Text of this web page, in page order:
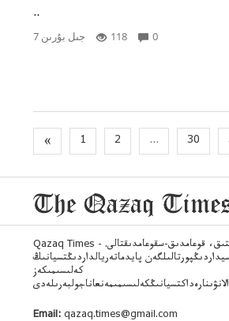
..
7 جىل بۇرىن 118 0
« 1 2 ... 30
Qazaq Times - اقپاراتتىق، قوعامدىق-سقوعامدىقتالى.
پايدماتەريالداردىڭتسيانىڭ
كەلىسىمىكەز
Email: qazaq.times@gmail.com